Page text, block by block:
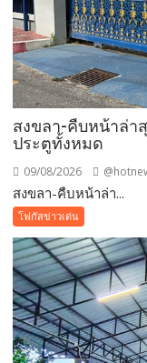
สงขลา-คืบหน้าล่า
ประตูทั้งหมด
09/08/2026
สงขลา-คืบหน้าล่า...
โฟกัสข่าวเด่น